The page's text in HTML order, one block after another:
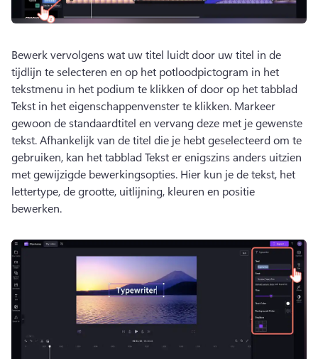
Bewerk vervolgens wat uw titel luidt door uw titel in de
tijdlijn te selecteren en op het potloodpictogram in het
tekstmenu in het podium te klikken of door op het tabblad
Tekst in het eigenschappenvenster te klikken. Markeer
gewoon de standaardtitel en vervang deze met je gewenste
tekst. Afhankelijk van de titel die je hebt geselecteerd om te
gebruiken, kan het tabblad Tekst er enigszins anders uitzien
met gewijzigde bewerkingsopties. Hier kun je de tekst, het
lettertype, de grootte, uitlijning, kleuren en positie
bewerken.